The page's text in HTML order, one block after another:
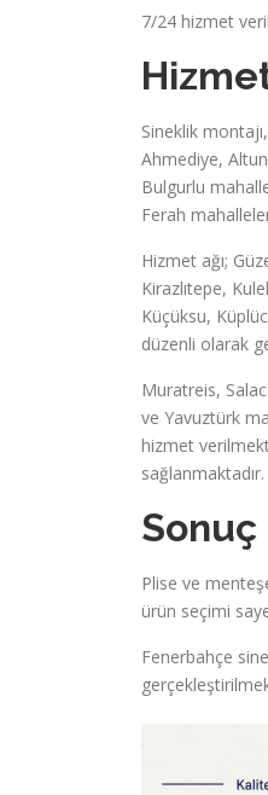
7/24 hizmet
Sineklik
Ahmediye,
Bulgurlu
Ferah
Hizmet ağı;
Kirazlıtepe,
Küçüksu,
düzenli olarak
Muratreis,
ve Yavuztürk
hizmet
sağlanmaktadır.
Sonuç
Plise ve
ürün seçimi
Fenerbahçe